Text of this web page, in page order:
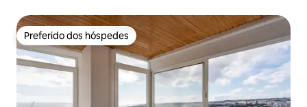
Preferido dos hóspedes
Preferido dos hóspedes